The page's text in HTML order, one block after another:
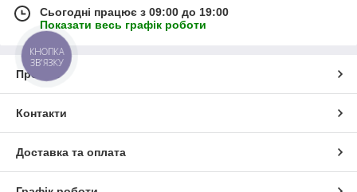
Сьогодні працює з 09:00 до 19:00
Показати весь графік роботи
Про нас
Контакти
Доставка та оплата
КНОПКА
ЗВ'ЯЗКУ